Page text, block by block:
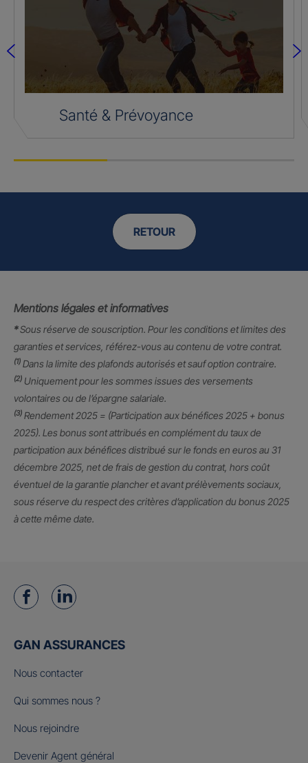
Santé & Prévoyance
RETOUR
Mentions légales et informatives
*Sous réserve de souscription. Pour les conditions et limites des
garanties et services, référez-vous au contenu de votre contrat.
(1) Dans la limite des plafonds autorisés et sauf option contraire.
(2) Uniquement pour les sommes issues des versements
volontaires ou de l’épargne salariale.
(3) Rendement 2025 = (Participation aux bénéfices 2025 + bonus
2025). Les bonus sont attribués en complément du taux de
participation aux bénéfices distribué sur le fonds en euros au 31
décembre 2025, net de frais de gestion du contrat, hors coût
éventuel de la garantie plancher et avant prélèvements sociaux,
sous réserve du respect des critères d’application du bonus 2025
à cette même date.
GAN ASSURANCES
Nous contacter
Qui sommes nous ?
Nous rejoindre
Devenir Agent général